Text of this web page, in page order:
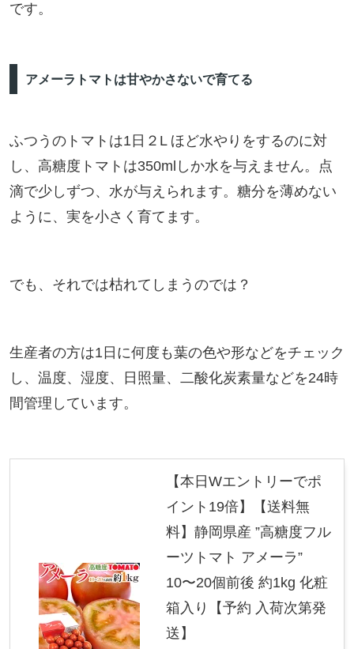
です。
アメーラトマトは甘やかさないで育てる
ふつうのトマトは1日２L ほど水やりをするのに対
し、高糖度トマトは350mlしか水を与えません。点
滴で少しずつ、水が与えられます。糖分を薄めない
ように、実を小さく育てます。
でも、それでは枯れてしまうのでは？
生産者の方は1日に何度も葉の色や形などをチェック
し、温度、湿度、日照量、二酸化炭素量などを24時
間管理しています。
【本日Wエントリーでポ
イント19倍】【送料無
料】静岡県産 ”高糖度フル
ーツトマト アメーラ”
10〜20個前後 約1kg 化粧
箱入り【予約 入荷次第発
送】